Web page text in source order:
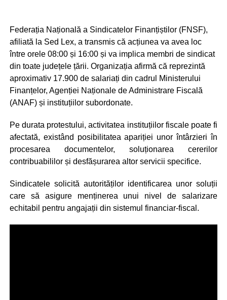
Federația Națională a Sindicatelor Finanțiștilor (FNSF),
afiliată la Sed Lex, a transmis că acțiunea va avea loc
între orele 08:00 și 16:00 și va implica membri de sindicat
din toate județele țării. Organizația afirmă că reprezintă
aproximativ 17.900 de salariați din cadrul Ministerului
Finanțelor, Agenției Naționale de Administrare Fiscală
(ANAF) și instituțiilor subordonate.
Pe durata protestului, activitatea instituțiilor fiscale poate fi
afectată, existând posibilitatea apariției unor întârzieri în
procesarea documentelor, soluționarea cererilor
contribuabililor și desfășurarea altor servicii specifice.
Sindicatele solicită autorităților identificarea unor soluții
care să asigure menținerea unui nivel de salarizare
echitabil pentru angajații din sistemul financiar-fiscal.